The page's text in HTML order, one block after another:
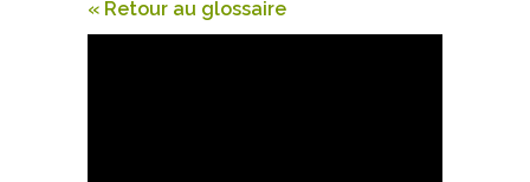
« Retour au glossaire